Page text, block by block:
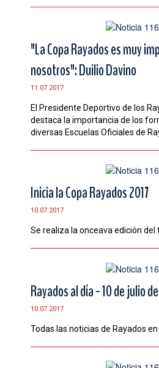
"La Copa Rayados es muy
nosotros": Duilio Davino
11.07.2017
El Presidente Deportivo de los
destaca la importancia de los
diversas Escuelas Oficiales de
Inicia la Copa Rayados 2017
10.07.2017
Se realiza la onceava edición
Rayados al día - 10 de julio
10.07.2017
Todas las noticias de Rayados